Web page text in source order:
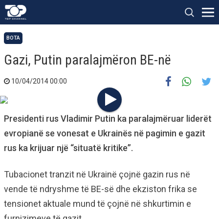
BOTA
Gazi, Putin paralajmëron BE-në
10/04/2014 00:00
Presidenti rus Vladimir Putin ka paralajmëruar liderët
evropianë se vonesat e Ukrainës në pagimin e gazit
rus ka krijuar një “situatë kritike”.
Tubacionet tranzit në Ukrainë çojnë gazin rus në
vende të ndryshme të BE-së dhe ekziston frika se
tensionet aktuale mund të çojnë në shkurtimin e